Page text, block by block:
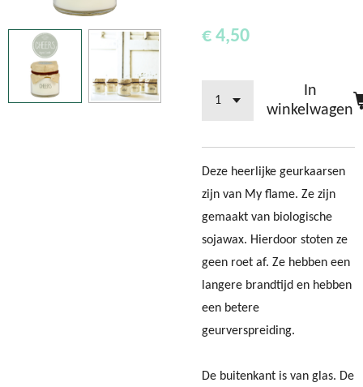
€ 4,50
In
winkelwagen
Deze heerlijke geurkaarsen
zijn van My flame. Ze zijn
gemaakt van biologische
sojawax. Hierdoor stoten ze
geen roet af. Ze hebben een
langere brandtijd en hebben
een betere
geurverspreiding.
De buitenkant is van glas. De